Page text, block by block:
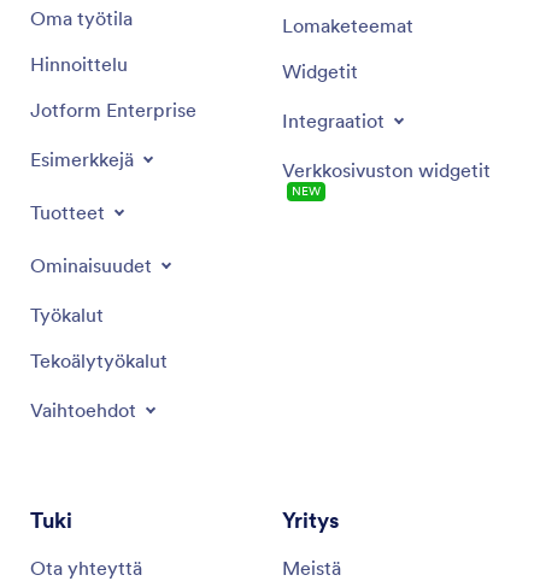
Oma työtila
Hinnoittelu
Jotform Enterprise
Esimerkkejä
Tuotteet
Ominaisuudet
Työkalut
Tekoälytyökalut
Vaihtoehdot
Lomaketeemat
Widgetit
Integraatiot
Verkkosivuston widgetit
NEW
Tuki
Ota yhteyttä
Yritys
Meistä